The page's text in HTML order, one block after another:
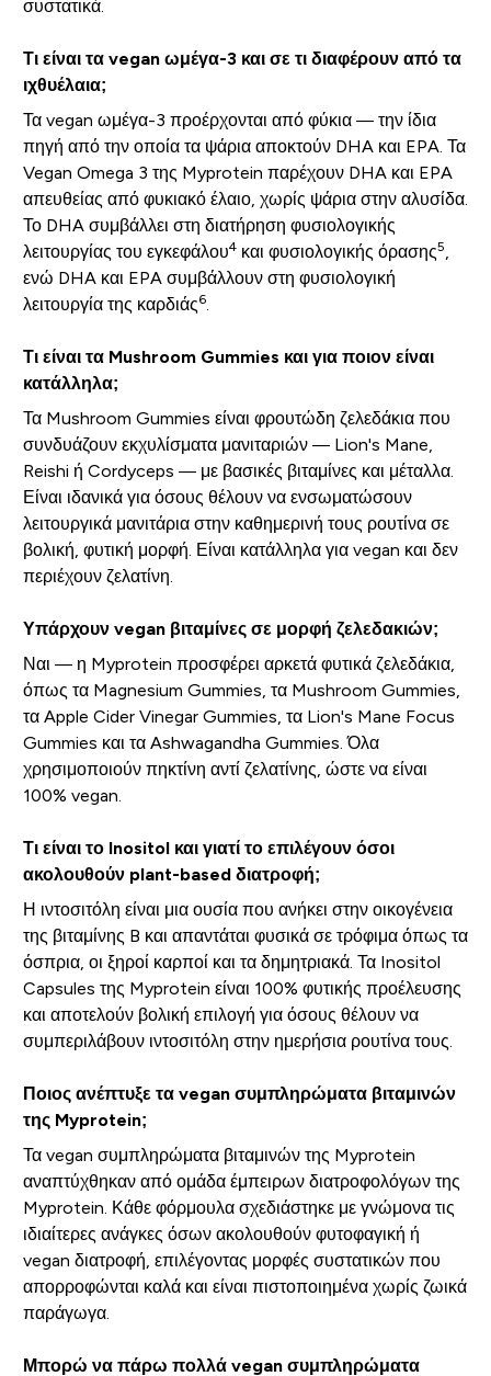
συστατικά.
Τι είναι τα vegan ωμέγα-3 και σε τι διαφέρουν από τα
ιχθυέλαια;
Τα vegan ωμέγα-3 προέρχονται από φύκια — την ίδια
πηγή από την οποία τα ψάρια αποκτούν DHA και EPA. Τα
Vegan Omega 3 της Myprotein παρέχουν DHA και EPA
απευθείας από φυκιακό έλαιο, χωρίς ψάρια στην αλυσίδα.
Το DHA συμβάλλει στη διατήρηση φυσιολογικής
λειτουργίας του εγκεφάλου4και φυσιολογικής όρασης5
ενώ DHA και EPA συμβάλλουν στη φυσιολογική
λειτουργία της καρδιάς6.
Τι είναι τα Mushroom Gummies και για ποιον είναι
κατάλληλα;
Τα Mushroom Gummies είναι φρουτώδη ζελεδάκια που
συνδυάζουν εκχυλίσματα μανιταριών — Lion's Mane,
Reishi ή Cordyceps — με βασικές βιταμίνες και μέταλλα.
Είναι ιδανικά για όσους θέλουν να ενσωματώσουν
λειτουργικά μανιτάρια στην καθημερινή τους ρουτίνα σε
βολική, φυτική μορφή. Είναι κατάλληλα για vegan και δεν
περιέχουν ζελατίνη.
Υπάρχουν vegan βιταμίνες σε μορφή ζελεδακιών;
Ναι — η Myprotein προσφέρει αρκετά φυτικά ζελεδάκια,
όπως τα Magnesium Gummies, τα Mushroom Gummies,
τα Apple Cider Vinegar Gummies, τα Lion's Mane Focus
Gummies και τα Ashwagandha Gummies. Όλα
χρησιμοποιούν πηκτίνη αντί ζελατίνης, ώστε να είναι
100% vegan.
Τι είναι το Inositol και γιατί το επιλέγουν όσοι
ακολουθούν plant-based διατροφή;
Η ιντοσιτόλη είναι μια ουσία που ανήκει στην οικογένεια
της βιταμίνης B και απαντάται φυσικά σε τρόφιμα όπως τα
όσπρια, οι ξηροί καρποί και τα δημητριακά. Τα Inositol
Capsules της Myprotein είναι 100% φυτικής προέλευσης
και αποτελούν βολική επιλογή για όσους θέλουν να
συμπεριλάβουν ιντοσιτόλη στην ημερήσια ρουτίνα τους.
Ποιος ανέπτυξε τα vegan συμπληρώματα βιταμινών
της Myprotein;
Τα vegan συμπληρώματα βιταμινών της Myprotein
αναπτύχθηκαν από ομάδα έμπειρων διατροφολόγων της
Myprotein. Κάθε φόρμουλα σχεδιάστηκε με γνώμονα τις
ιδιαίτερες ανάγκες όσων ακολουθούν φυτοφαγική ή
vegan διατροφή, επιλέγοντας μορφές συστατικών που
απορροφώνται καλά και είναι πιστοποιημένα χωρίς ζωικά
παράγωγα.
Μπορώ να πάρω πολλά vegan συμπληρώματα